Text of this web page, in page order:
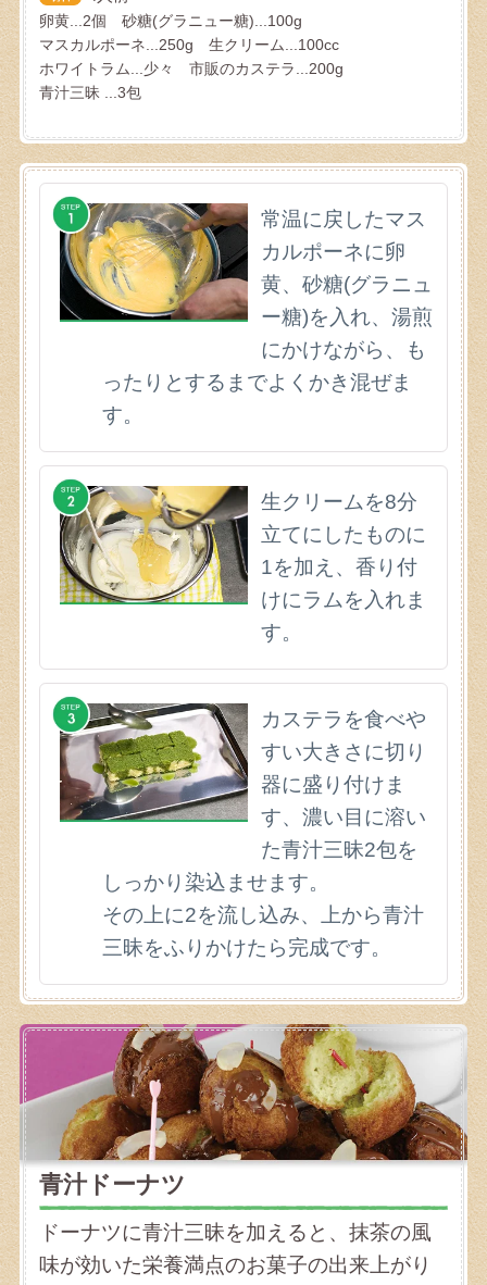
卵黄...2個 砂糖(グラニュー糖)...100g
マスカルポーネ...250g 生クリーム...100cc
ホワイトラム...少々 市販のカステラ...200g
青汁三昧 ...3包
常温に戻したマス
カルポーネに卵
黄、砂糖(グラニュ
ー糖)を入れ、湯煎
にかけながら、も
ったりとするまでよくかき混ぜま
す。
生クリームを8分
立てにしたものに
1を加え、香り付
けにラムを入れま
す。
カステラを食べや
すい大きさに切り
器に盛り付けま
す、濃い目に溶い
た青汁三昧2包を
しっかり染込ませます。
その上に2を流し込み、上から青汁
三昧をふりかけたら完成です。
青汁ドーナツ
ドーナツに青汁三昧を加えると、抹茶の風
味が効いた栄養満点のお菓子の出来上がり